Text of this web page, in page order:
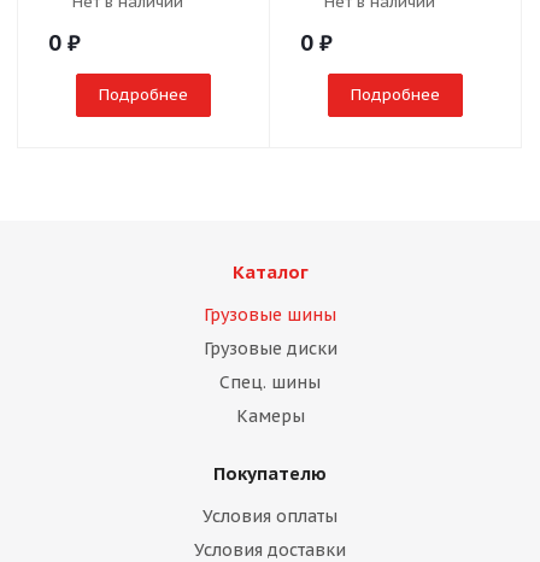
0 ₽
Подробнее
0 ₽
Подробнее
Каталог
Грузовые шины
Грузовые диски
Спец. шины
Камеры
Покупателю
Условия оплаты
Условия доставки